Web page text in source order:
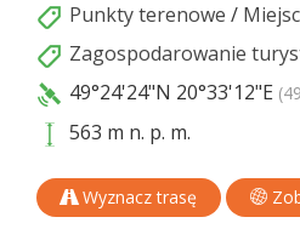
Punkty terenowe /
Zagospodarowanie
49°24'24"N 20°33'12"E
563 m n. p. m.
Wyznacz trasę